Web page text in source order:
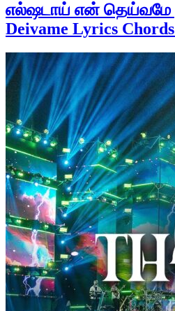
எல்ஷடாய் என் தெய்வமே |
Deivame Lyrics